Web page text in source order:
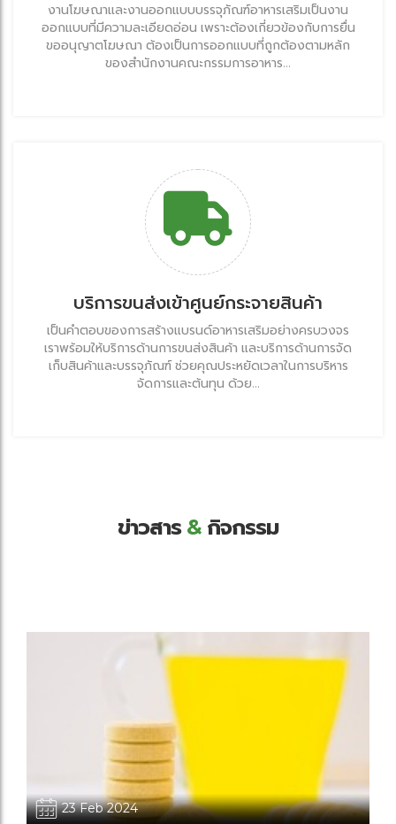
งานโฆษณาและงานออกแบบบรรจุภัณฑ์อาหารเสริมเป็นงาน
ออกแบบที่มีความละเอียดอ่อน เพราะต้องเกี่ยวข้องกับการยื่น
ขออนุญาตโฆษณา ต้องเป็นการออกแบบที่ถูกต้องตามหลัก
ของสำนักงานคณะกรรมการอาหาร...
บริการขนส่งเข้าศูนย์กระจายสินค้า
เป็นคำตอบของการสร้างแบรนด์อาหารเสริมอย่างครบวงจร
เราพร้อมให้บริการด้านการขนส่งสินค้า และบริการด้านการจัด
เก็บสินค้าและบรรจุภัณฑ์ ช่วยคุณประหยัดเวลาในการบริหาร
จัดการและต้นทุน ด้วย...
ข่าวสาร & กิจกรรม
23 Feb 2024